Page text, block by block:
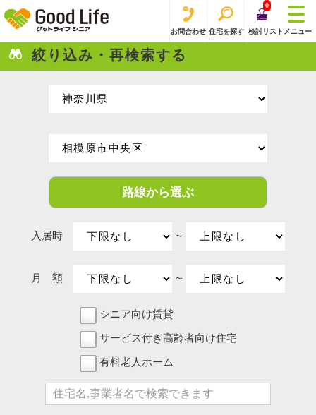
お問合わせ 住宅を探す
0
検討リスト メニュー
絞り込み・再検索する
路線から選ぶ
入居時 〜
月 額 〜
シニア向け賃貸
サービス付き高齢者向け住宅
有料老人ホーム